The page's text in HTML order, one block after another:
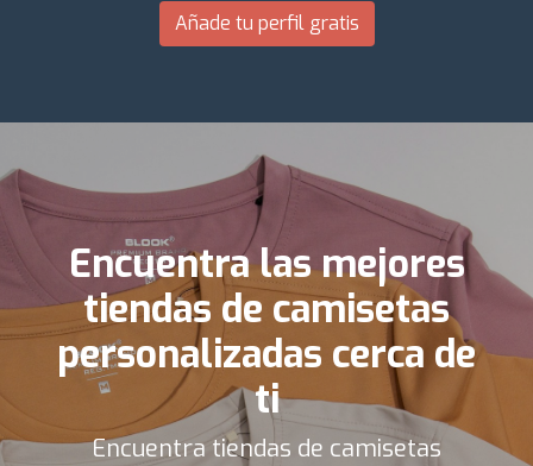
Añade tu perfil gratis
Encuentra las mejores
tiendas de camisetas
personalizadas cerca de
ti
Encuentra tiendas de camisetas